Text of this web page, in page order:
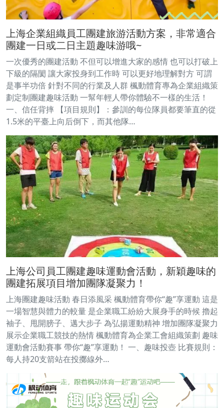
上海企業組織員工團建旅游活動方案，非常適合
團建一日或二日主題趣味游哦~
一次優秀的團建活動 不但可以增進大家的感情 也可以打破上
下級的隔閡 讓大家投身到工作時 可以更好地理解對方 可謂
是事半功倍 針對不同的行業及人群 楓動體育專為企業組織策
劃定制團建趣味活動 一幫年輕人帶你體驗不一樣的生活！
一、信任背摔 【項目規則】：參訓的每位隊員都要筆直的從
1.5米的平臺上向后倒下，而其他隊…
上海公司員工團建趣味運動會活動，新穎趣味的
團建拓展項目增加團隊凝聚力！
上海團建趣味活動 春日添風采 楓動體育帶你“趣”享運動 這是
一場智慧與體力的較量 是企業職工紛紛大展身手的時候 擼起
袖子、甩開膀子、邁大步子 為弘揚運動精神 增加團隊凝聚力
展示企業職工競技的熱情 楓動體育為企業工會組織策劃 趣味
運動會活動賽事 帶你“趣”享運動！ 一、趣味投壺 比賽規則：
每人持20支箭站在投擲線外…